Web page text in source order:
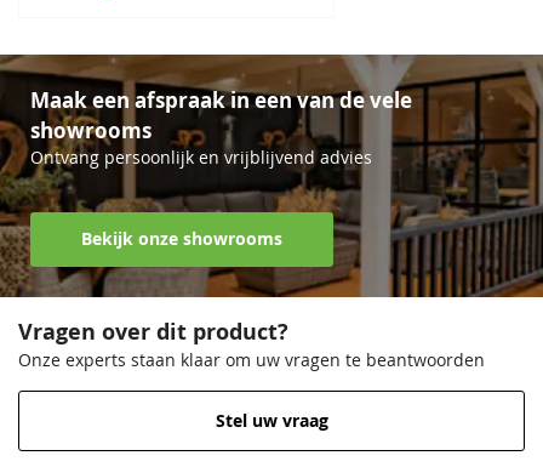
Maak een afspraak in een van de vele
showrooms
Ontvang persoonlijk en vrijblijvend advies
Bekijk onze showrooms
Vragen over dit product?
Onze experts staan klaar om uw vragen te beantwoorden
Stel uw vraag